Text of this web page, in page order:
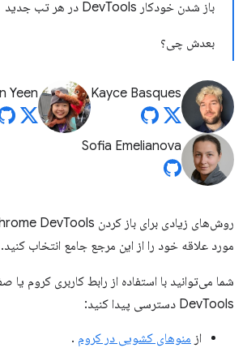
باز شدن خودکار DevTools در هر تب جدید
بعدش چی؟
Kayce Basques
Yeen
Sofia Emelianova
مورد علاقه خود را از این مرجع جامع انتخاب کنید.
شما می‌توانید با استفاده از رابط کاربری کروم یا
DevTools دسترسی پیدا کنید:
از منوهای کشویی در کروم .